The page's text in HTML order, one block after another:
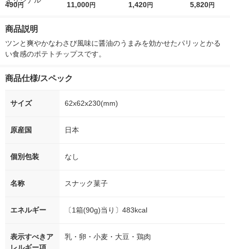
r（ロハコウォータ
シ） オリジナル
490円
5ｇ 資生堂 おまけ
11,000円
レス 500ml 1箱（24
1,420円
詰め替え メガ
5,820円
商品説明
ツンと爽やかなわさび風味に醤油のうまみを効かせたパリッとかる
い食感のポテトチップスです。
商品仕様/スペック
サイズ 62x62x230(mm)
原産国 日本
個別包装 なし
名称 スナック菓子
エネルギー 〔1箱(90g)当り〕483kcal
表示すべきア
乳・卵・小麦・大豆・鶏肉